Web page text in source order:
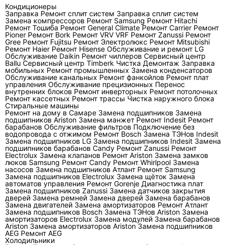
Почему кондиционер Toshiba
ломается не по одной причине?
В сплит-системе Toshiba несколько узлов
работают как одна цепочка: компрессор,
вентиляторы, теплообменники, датчики
температуры, электронный расширительный
узел, дренаж и плата управления. Если один
участок выходит из рабочего режима,
автоматика может остановить весь
кондиционер, хотя видимый симптом будет
один: не холодит, мигает индикатор, течёт
вода или не запускается наружный блок.
Поэтому вопрос клиента «сколько стоит
починить кондиционер Toshiba» без
диагностики имеет только ориентировочный
смысл. Мастер сначала разделяет
неисправность на три группы: обслуживание,
холодильный контур и электрическая часть.
Ошибка в этой развилке приводит к
переделке: кондиционер заправляют без
Кондиционеры
Заправка Ремонт сплит систем Заправка сплит систем
Замена компрессоров Ремонт Samsung Ремонт Hitachi
Ремонт Тошиба Ремонт General Climate Ремонт Carrier Ремонт
Pioner Ремонт Bork Ремонт VRV VRF Ремонт Zanussi Ремонт
Gree Ремонт Fujitsu Ремонт Электролюкс Ремонт Mitsubishi
Ремонт Haier Ремонт Hisense Обслуживание и ремонт LG
Обслуживание Daikin Ремонт чиллеров Сервисный центр
Ballu Сервисный центр Timberk Чистка Демонтаж Заправка
мобильных Ремонт промышленных Замена конденсаторов
Обслуживание канальных Ремонт фанкойлов Ремонт плат
управления Обслуживание прецизионных Перенос
внутренних блоков Ремонт инверторных Ремонт потолочных
Ремонт кассетных Ремонт трассы Чистка наружного блока
Стиральные машины
Ремонт на дому в Самаре Замена подшипников Замена
подшипников Ariston Замена манжет Ремонт Indesit Ремонт
барабанов Обслуживание фильтров Подключение без
водопровода с отжимом Ремонт Bosch Замена ТЭНов Indesit
Замена подшипников LG Замена подшипников Indesit Замена
подшипников барабанов Candy Ремонт Zanussi Ремонт
Electrolux Замена клапанов Ремонт Ariston Замена замков
люков Samsung Ремонт Candy Ремонт Whirlpool Замена
насосов Замена подшипников Атлант Ремонт Samsung
Замена подшипников Electrolux Замена щёток Замена
автоматов управления Ремонт Gorenje Диагностика плат
Замена подшипников Zanussi Замена датчиков закрытия
дверей Замена ремней Замена дверей Замена барабанов
Замена двигателей Замена амортизаторов Ремонт Атлант
Замена подшипников Bosch Замена ТЭНов Ariston Замена
амортизаторов Electrolux Замена модулей Замена барабанов
Ariston Замена амортизаторов Ariston Замена подшипников
AEG Ремонт AEG
Холодильники